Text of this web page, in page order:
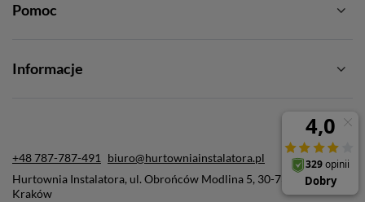
Pomoc
Informacje
+48 787-787-491 biuro@hurtowniainstalatora.pl
Hurtownia Instalatora, ul. Obrońców Modlina 5, 30-733
Kraków